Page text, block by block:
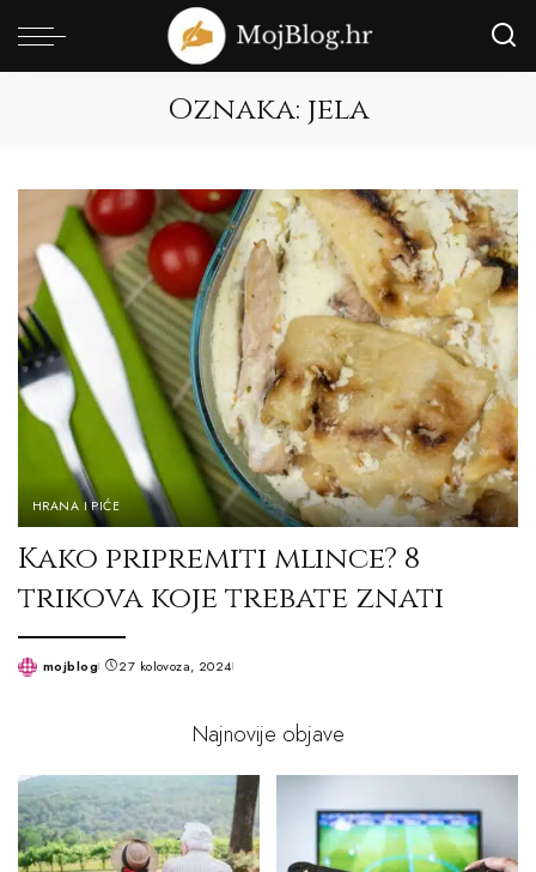
Oznaka: jela
HRANA I PIĆE
Kako pripremiti mlince? 8
trikova koje trebate znati
Postedmojblog 27 kolovoza, 2024
Najnovije objave